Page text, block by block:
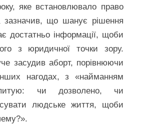
яке встановлювало право
зазначив, що шанує рішення
достатньо інформації, щоби
з юридичної точки зору.
засудив аборт, порівнюючи
нагодах, з «найманням
чи дозволено, чи
людське життя, щоби